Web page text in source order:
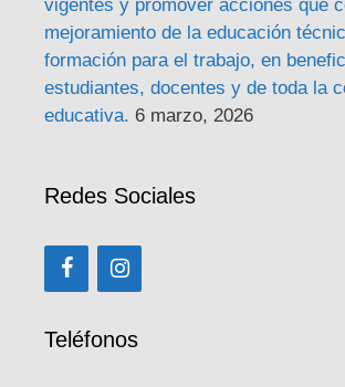
vigentes y promover acciones que
mejoramiento de la educación
formación para el trabajo, en
estudiantes, docentes y de toda la
educativa. 6 marzo, 2026
Redes Sociales
Teléfonos